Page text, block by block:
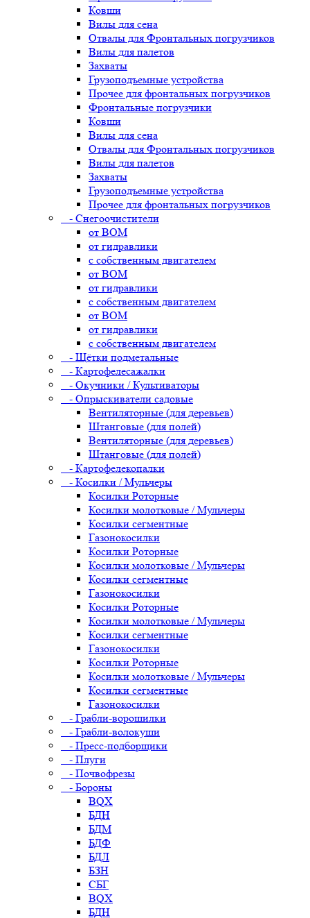
Ковши
Вилы для сена
Отвалы для Фронтальных погрузчиков
Вилы для палетов
Захваты
Грузоподъемные устройства
Прочее для фронтальных погрузчиков
Фронтальные погрузчики
Ковши
Вилы для сена
Отвалы для Фронтальных погрузчиков
Вилы для палетов
Захваты
Грузоподъемные устройства
Прочее для фронтальных погрузчиков
- Снегоочистители
от ВОМ
от гидравлики
с собственным двигателем
от ВОМ
от гидравлики
с собственным двигателем
от ВОМ
от гидравлики
с собственным двигателем
- Щётки подметальные
- Картофелесажалки
- Окучники / Культиваторы
- Опрыскиватели садовые
Вентиляторные (для деревьев)
Штанговые (для полей)
Вентиляторные (для деревьев)
Штанговые (для полей)
- Картофелекопалки
- Косилки / Мульчеры
Косилки Роторные
Косилки молотковые / Мульчеры
Косилки сегментные
Газонокосилки
Косилки Роторные
Косилки молотковые / Мульчеры
Косилки сегментные
Газонокосилки
Косилки Роторные
Косилки молотковые / Мульчеры
Косилки сегментные
Газонокосилки
Косилки Роторные
Косилки молотковые / Мульчеры
Косилки сегментные
Газонокосилки
- Грабли-ворошилки
- Грабли-волокуши
- Пресс-подборщики
- Плуги
- Почвофрезы
- Бороны
BQX
БДН
БДМ
БДФ
БДЛ
БЗН
СБГ
BQX
БДН